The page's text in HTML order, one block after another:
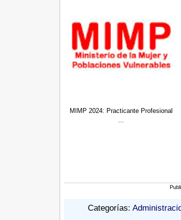
MIMP: Egresado Administración,
Arch...
Categorías: